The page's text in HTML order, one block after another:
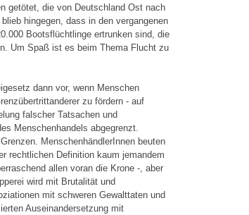
getötet, die von Deutschland Ost nach
hingegen, dass in den vergangenen
Bootsflüchtlinge ertrunken sind, die
Um Spaß ist es beim Thema Flucht zu
dann vor, wenn Menschen
zu fördern - auf
falscher Tatsachen und
Menschenhandels abgegrenzt.
MenschenhändlerInnen beuten
rechtlichen Definition kaum jemandem
allen voran die Krone -, aber
wird mit Brutalität und
mit schweren Gewalttaten und
Auseinandersetzung mit